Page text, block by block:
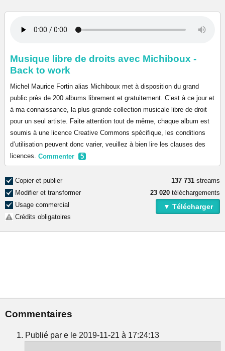
Musique libre de droits avec Michiboux -
Back to work
Michel Maurice Fortin alias Michiboux met à disposition du grand
public près de 200 albums librement et gratuitement. C’est à ce jour et
à ma connaissance, la plus grande collection musicale libre de droit
pour un seul artiste. Faite attention tout de même, chaque album est
soumis à une licence Creative Commons spécifique, les conditions
d’utilisation peuvent donc varier, veuillez à bien lire les clauses des
licences. Commenter 5
Copier et publier
Modifier et transformer
Usage commercial
Crédits obligatoires
137 731 streams
23 020 téléchargements
▼ Télécharger
Commentaires
Publié par e le 2019-11-21 à 17:24:13